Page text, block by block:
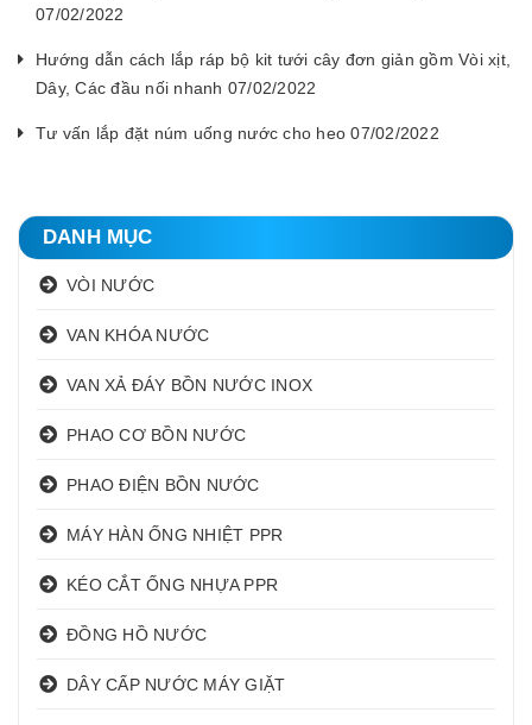
07/02/2022
Hướng dẫn cách lắp ráp bộ kit tưới cây đơn giản gồm Vòi xịt,
Dây, Các đầu nối nhanh 07/02/2022
Tư vấn lắp đặt núm uống nước cho heo 07/02/2022
DANH MỤC
VÒI NƯỚC
VAN KHÓA NƯỚC
VAN XẢ ĐÁY BỒN NƯỚC INOX
PHAO CƠ BỒN NƯỚC
PHAO ĐIỆN BỒN NƯỚC
MÁY HÀN ỐNG NHIỆT PPR
KÉO CẮT ỐNG NHỰA PPR
ĐỒNG HỒ NƯỚC
DÂY CẤP NƯỚC MÁY GIẶT